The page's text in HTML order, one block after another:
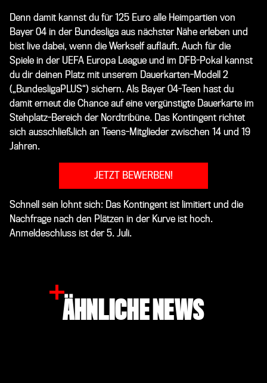
Denn damit kannst du für 125 Euro alle Heimpartien von
Bayer 04 in der Bundesliga aus nächster Nähe erleben und
bist live dabei, wenn die Werkself aufläuft. Auch für die
Spiele in der UEFA Europa League und im DFB-Pokal kannst
du dir deinen Platz mit unserem Dauerkarten-Modell 2
(„BundesligaPLUS“) sichern. Als Bayer 04-Teen hast du
damit erneut die Chance auf eine vergünstigte Dauerkarte im
Stehplatz-Bereich der Nordtribüne. Das Kontingent richtet
sich ausschließlich an Teens-Mitglieder zwischen 14 und 19
Jahren.
JETZT BEWERBEN!
Schnell sein lohnt sich: Das Kontingent ist limitiert und die
Nachfrage nach den Plätzen in der Kurve ist hoch.
Anmeldeschluss ist der 5. Juli.
ÄHNLICHE NEWS